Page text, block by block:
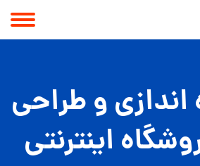
اندازی و طراحی
اینترنتی